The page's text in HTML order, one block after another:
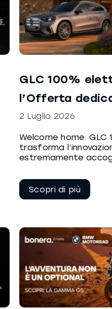
GLC 100%
l’Offerta
2 Luglio 2026
Welcome home.
trasforma
estremamente
Continua a
leggere